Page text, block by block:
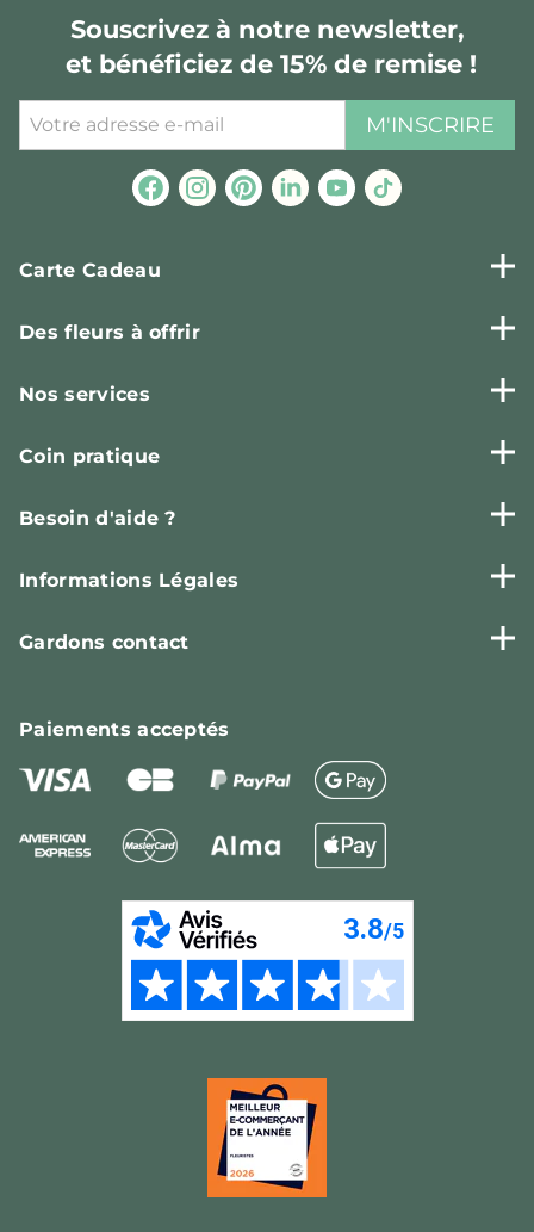
Souscrivez à notre newsletter,
et bénéficiez de 15% de remise !
M'INSCRIRE
Carte Cadeau
Des fleurs à offrir
Nos services
Coin pratique
Besoin d'aide ?
Informations Légales
Gardons contact
Paiementsacceptés